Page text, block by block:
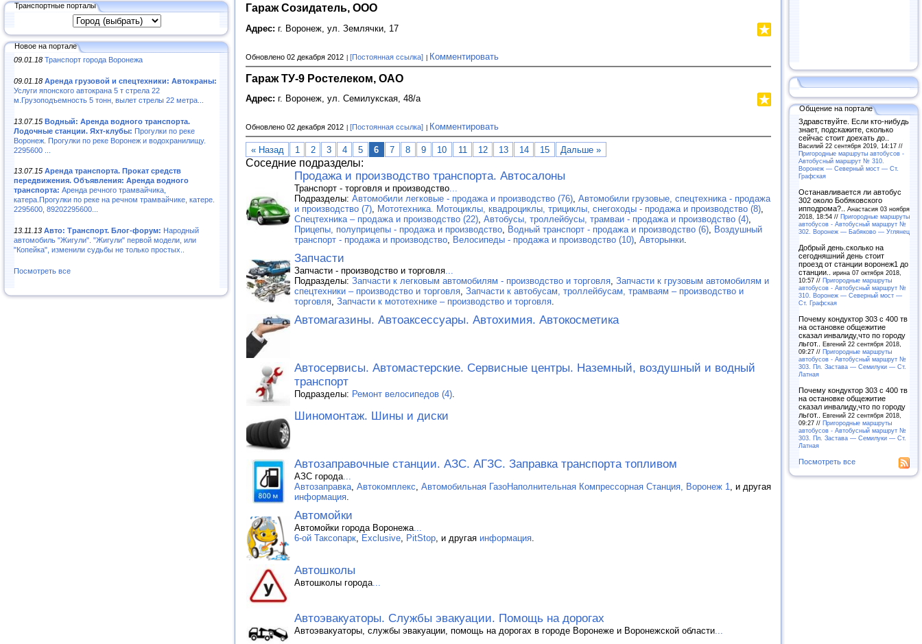
Транспортные порталы
Новое на портале
09.01.18 Транспорт города Воронежа
09.01.18 Аренда грузовой и спецтехники: Автокраны:
Услуги японского автокрана 5 т стрела 22
м.Грузоподъемность 5 тонн, вылет стрелы 22 метра...
13.07.15 Водный: Аренда водного транспорта.
Лодочные станции. Яхт-клубы: Прогулки по реке
Воронеж. Прогулки по реке Воронеж и водохранилищу.
2295600 ...
13.07.15 Аренда транспорта. Прокат средств
передвижения. Объявления: Аренда водного
транспорта: Аренда речного трамвайчика,
катера.Прогулки по реке на речном трамвайчике, катере.
2295600, 89202295600...
13.11.13 Авто: Транспорт. Блог-форум: Народный
автомобиль "Жигули". "Жигули" первой модели, или
"Копейка", изменили судьбы не только простых..
Посмотреть все
Гараж Созидатель, ООО
Адрес: г. Воронеж, ул. Землячки, 17
Обновлено 02 декабря 2012 [Постоянная ссылка] Комментировать
Гараж ТУ-9 Ростелеком, ОАО
Адрес: г. Воронеж, ул. Семилукская, 48/а
Обновлено 02 декабря 2012 [Постоянная ссылка] Комментировать
« Назад 1 2 3 4 5 6 7 8 9 10 11 12 13 14 15 Дальше »
Соседние подразделы:
Продажа и производство транспорта. Автосалоны
Транспорт - торговля и производство...
Подразделы: Автомобили легковые - продажа и производство (76), Автомобили грузовые, спецтехника - продажа
и производство (7), Мототехника. Мотоциклы, квадроциклы, трициклы, снегоходы - продажа и производство (8),
Спецтехника – продажа и производство (22), Автобусы, троллейбусы, трамваи - продажа и производство (4),
Прицепы, полуприцепы - продажа и производство, Водный транспорт - продажа и производство (6), Воздушный
транспорт - продажа и производство, Велосипеды - продажа и производство (10), Авторынки.
Запчасти
Запчасти - производство и торговля...
Подразделы: Запчасти к легковым автомобилям - производство и торговля, Запчасти к грузовым автомобилям и
спецтехники – производство и торговля, Запчасти к автобусам, троллейбусам, трамваям – производство и
торговля, Запчасти к мототехнике – производство и торговля.
Автомагазины. Автоаксессуары. Автохимия. Автокосметика
Автосервисы. Автомастерские. Сервисные центры. Наземный, воздушный и водный
транспорт
Подразделы: Ремонт велосипедов (4).
Шиномонтаж. Шины и диски
Автозаправочные станции. АЗС. АГЗС. Заправка транспорта топливом
АЗС города...
Автозаправка, Автокомплекс, Автомобильная ГазоНаполнительная Компрессорная Станция, Воронеж 1, и другая
информация.
Автомойки
Автомойки города Воронежа...
6-ой Таксопарк, Exclusive, PitStop, и другая информация.
Автошколы
Автошколы города...
Автоэвакуаторы. Службы эвакуации. Помощь на дорогах
Автоэвакуаторы, службы эвакуации, помощь на дорогах в городе Воронеже и Воронежской области...
Общение на портале
Здравствуйте. Если кто-нибудь
знает, подскажите, сколько
сейчас стоит доехать до..
Василий 22 сентября 2019, 14:17 //
Пригородные маршруты автобусов -
Автобусный маршрут № 310.
Воронеж — Северный мост — Ст.
Графская
Останавливается ли автобус
302 около Бобяковского
ипподрома?.. Анастасия 03 ноября
2018, 18:54 // Пригородные маршруты
автобусов - Автобусный маршрут №
302. Воронеж — Бабяково — Углянец
Добрый день.сколько на
сегодняшний день стоит
проезд от станции воронеж1 до
станции.. ирина 07 октября 2018,
10:57 // Пригородные маршруты
автобусов - Автобусный маршрут №
310. Воронеж — Северный мост —
Ст. Графская
Почему кондуктор 303 с 400 тв
на остановке общежитие
сказал инвалиду,что по городу
льгот.. Евгений 22 сентября 2018,
09:27 // Пригородные маршруты
автобусов - Автобусный маршрут №
303. Пл. Застава — Семилуки — Ст.
Латная
Почему кондуктор 303 с 400 тв
на остановке общежитие
сказал инвалиду,что по городу
льгот.. Евгений 22 сентября 2018,
09:27 // Пригородные маршруты
автобусов - Автобусный маршрут №
303. Пл. Застава — Семилуки — Ст.
Латная
Посмотреть все